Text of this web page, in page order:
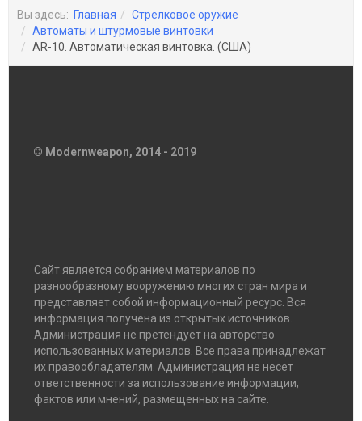
Вы здесь: Главная
Стрелковое оружие
Автоматы и штурмовые винтовки
AR-10. Автоматическая винтовка. (США)
© Modernweapon, 2014 - 2019
Сайт является собранием материалов по
разнообразному вооружению многих стран мира и
представляет собой информационный ресурс. Вся
информация получена из открытых источников.
Администрация не претендует на авторство
использованных материалов. Все права принадлежат
их правообладателям. Администрация не несет
ответственности за использование информации,
фактов или мнений, размещенных на сайте.